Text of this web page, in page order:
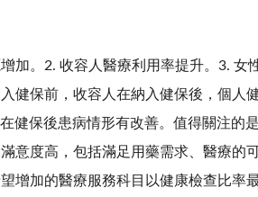
。2. 收容人醫療利用率提升。3. 女
健保前，收容人在納入健保後，個人
健保後患病情形有改善。值得關注的
意度高，包括滿足用藥需求、醫療的
增加的醫療服務科目以健康檢查比率